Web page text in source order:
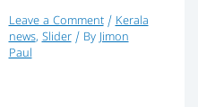
Leave a Comment / Kerala
news, Slider/ By Jimon
Paul